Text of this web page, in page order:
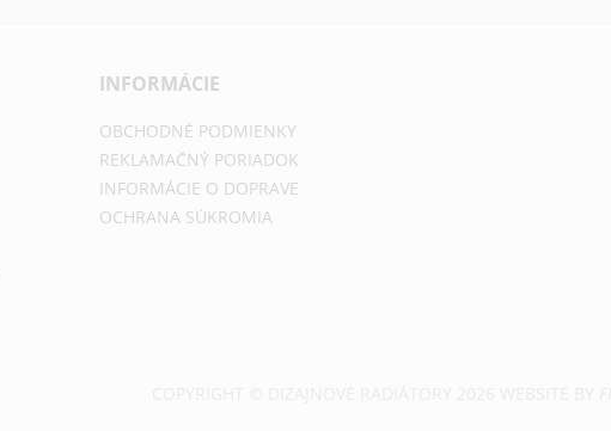
INFORMÁCIE
OBCHODNÉ PODMIENKY
REKLAMAČNÝ PORIADOK
INFORMÁCIE O DOPRAVE
OCHRANA SÚKROMIA